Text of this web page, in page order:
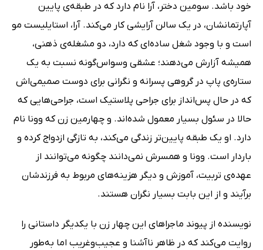
خود باشد. سومین دختر، آرا نام دارد که در طبقه‌ی پایین
آپارتمانشان، در یک سالن آرایشی کار می‌کند. آرا، استایلیست مو
است و با وجود شغل ساده‌ای که دارد، دو مشغله‌ی ذهنی،
همیشه آزارش می‌دهند؛ عشقی وسواس‌گونه نسبت به یک
ستاره‌ی پاپ در گروهی پسرانه و نگرانی برای دوست صمیمی‌اش
که در حال پس‌انداز برای جراحی پلاستیک است، جراحی‌هایی که
حالا در سئول بسیار معمول شده‌اند. و چهارمین زن که وونا نام
دارد. او یک طبقه پایین‌تر زندگی می‌کند، به تازگی ازدواج کرده و
باردار است. وونا و همسرش نمی‌دانند چگونه می‌توانند از
عهده‌ی تربیت، آموزش و دیگر هزینه‌های مربوط به فرزندشان
برآیند و از این بابت بسیار نگران هستند.
نویسنده از پیوند ماجراهای این چهار زن با یکدیگر داستانی را
روایت می‌کند که در ظاهر ناآشنا و عجیب‌وغریب اما به‌طور